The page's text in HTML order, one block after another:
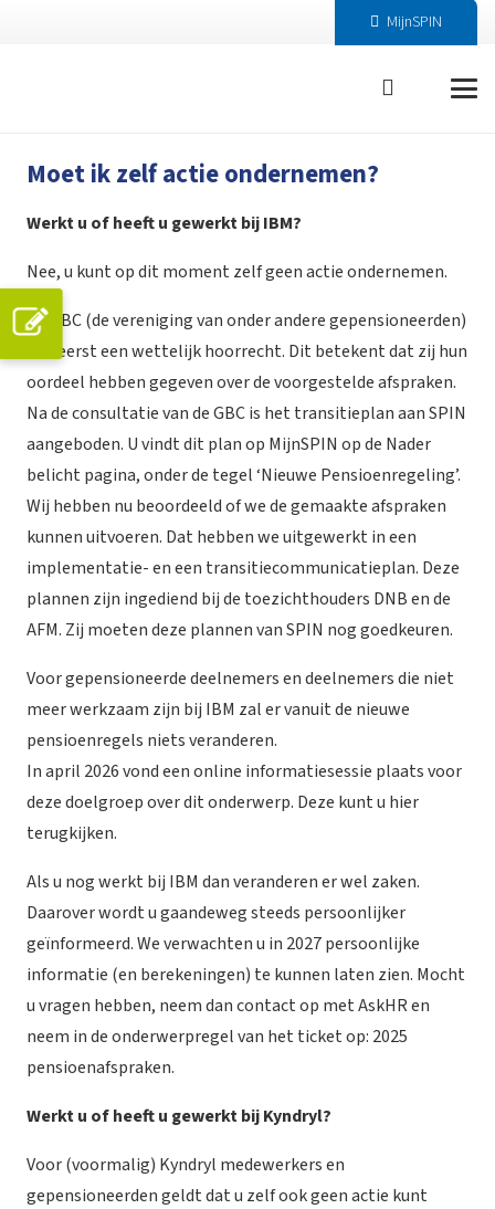
MijnSPIN
Moet ik zelf actie ondernemen?
Werkt u of heeft u gewerkt bij IBM?
Nee, u kunt op dit moment zelf geen actie ondernemen.
De GBC (de vereniging van onder andere gepensioneerden)
had eerst een wettelijk hoorrecht. Dit betekent dat zij hun
oordeel hebben gegeven over de voorgestelde afspraken.
Na de consultatie van de GBC is het transitieplan aan SPIN
aangeboden. U vindt dit plan op MijnSPIN op de Nader
belicht pagina, onder de tegel ‘Nieuwe Pensioenregeling’.
Wij hebben nu beoordeeld of we de gemaakte afspraken
kunnen uitvoeren. Dat hebben we uitgewerkt in een
implementatie- en een transitiecommunicatieplan. Deze
plannen zijn ingediend bij de toezichthouders DNB en de
AFM. Zij moeten deze plannen van SPIN nog goedkeuren.
Voor gepensioneerde deelnemers en deelnemers die niet
meer werkzaam zijn bij IBM zal er vanuit de nieuwe
pensioenregels niets veranderen.
In april 2026 vond een online informatiesessie plaats voor
deze doelgroep over dit onderwerp. Deze kunt u hier
terugkijken.
Als u nog werkt bij IBM dan veranderen er wel zaken.
Daarover wordt u gaandeweg steeds persoonlijker
geïnformeerd. We verwachten u in 2027 persoonlijke
informatie (en berekeningen) te kunnen laten zien. Mocht
u vragen hebben, neem dan contact op metAskHRen
neem in de onderwerpregel van het ticket op: 2025
pensioenafspraken.
Werkt u of heeft u gewerkt bij Kyndryl?
Voor (voormalig) Kyndryl medewerkers en
gepensioneerden geldt dat u zelf ook geen actie kunt